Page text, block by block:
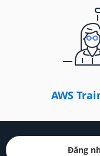
AWS
Đăng